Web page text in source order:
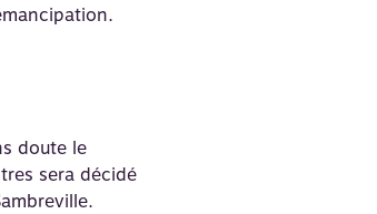
doute le
sera décidé